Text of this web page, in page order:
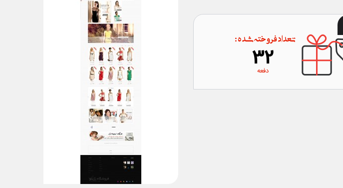
تعداد فروخته شده :
32
دفعه